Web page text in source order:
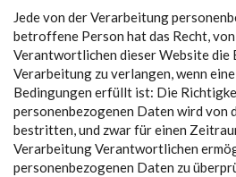
Jede von der Verarbeitung
betroffene Person hat das Recht,
Verantwortlichen dieser Website die
Verarbeitung zu verlangen, wenn
Bedingungen erfüllt ist: Die
personenbezogenen Daten wird von
bestritten, und zwar für einen
Verarbeitung Verantwortlichen
personenbezogenen Daten zu